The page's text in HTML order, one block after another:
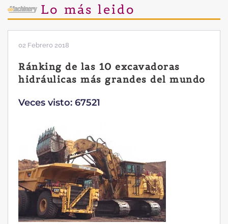
Lo más leido
02 Febrero 2018
Ránking de las 10 excavadoras
hidráulicas más grandes del mundo
Veces visto: 67521